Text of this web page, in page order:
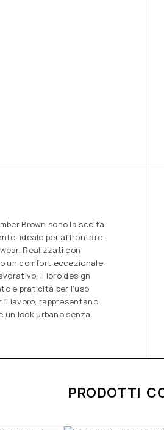
Brown sono la scelta
ideale per affrontare
Realizzati con
un comfort eccezionale
Il loro design
e praticità per l’uso
lavoro, rappresentano
un look urbano senza
PRODOTTI